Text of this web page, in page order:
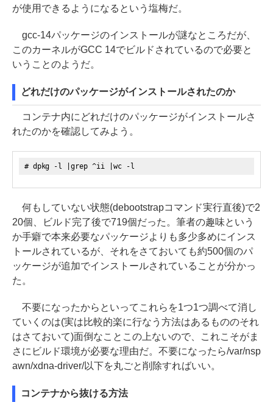
が使用できるようになるという塩梅だ。
gcc-14パッケージのインストールが謎なところだが、
このカーネルがGCC 14でビルドされているので必要と
いうことのようだ。
どれだけのパッケージがインストールされたのか
コンテナ内にどれだけのパッケージがインストールさ
れたのかを確認してみよう。
# dpkg -l |grep ^ii |wc -l
何もしていない状態(debootstrapコマンド実行直後)で2
20個、ビルド完了後で719個だった。筆者の趣味という
か手癖で本来必要なパッケージよりも多少多めにインス
トールされているが、それをさておいても約500個のパ
ッケージが追加でインストールされていることが分かっ
た。
不要になったからといってこれらを1つ1つ調べて消し
ていくのは(実は比較的楽に行なう方法はあるもののそれ
はさておいて)面倒なことこの上ないので、これこそがま
さにビルド環境が必要な理由だ。不要になったら/var/nsp
awn/xdna-driver/以下を丸ごと削除すればいい。
コンテナから抜ける方法